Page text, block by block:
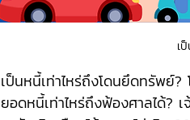
เ
เป็นหนี้เท่าไหร่ถึงโดนยึดทรัพย์
ยอดหนี้เท่าไหร่ถึงฟ้องศาลได้?